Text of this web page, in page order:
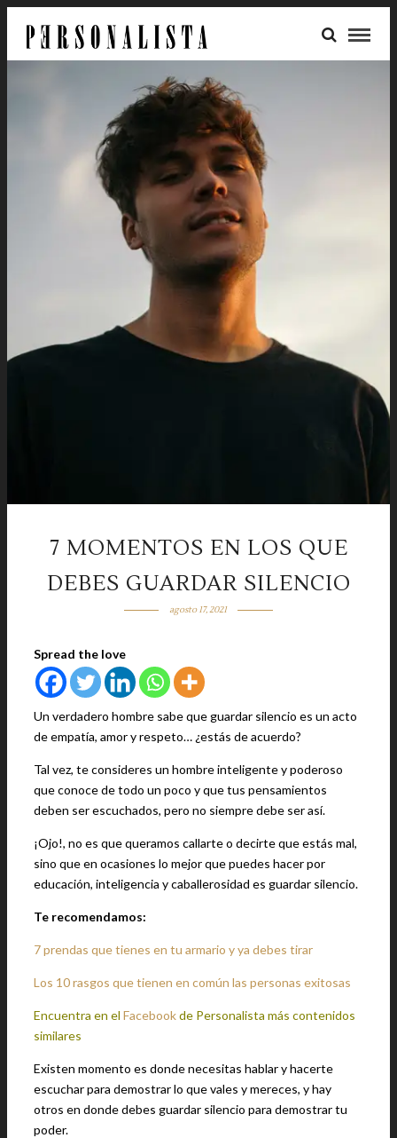
7 MOMENTOS EN LOS QUE
DEBES GUARDAR SILENCIO
agosto 17, 2021
Spread the love
Un verdadero hombre sabe que guardar silencio es un acto
de empatía, amor y respeto… ¿estás de acuerdo?
Tal vez, te consideres un hombre inteligente y poderoso
que conoce de todo un poco y que tus pensamientos
deben ser escuchados, pero no siempre debe ser así.
¡Ojo!, no es que queramos callarte o decirte que estás mal,
sino que en ocasiones lo mejor que puedes hacer por
educación, inteligencia y caballerosidad es guardar silencio.
Te recomendamos:
7 prendas que tienes en tu armario y ya debes tirar
Los 10 rasgos que tienen en común las personas exitosas
Encuentra en el Facebookde Personalista más contenidos
similares
Existen momento es donde necesitas hablar y hacerte
escuchar para demostrar lo que vales y mereces, y hay
otros en donde debes guardar silencio para demostrar tu
poder.